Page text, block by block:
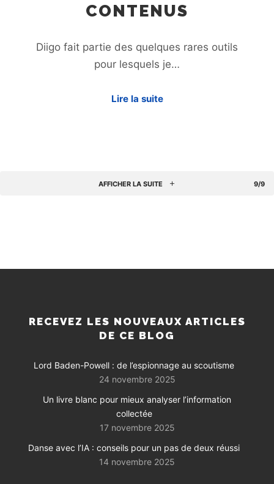
CONTENUS
Diigo fait partie des quelques rares outils
pour lesquels je…
Lire la suite
AFFICHER LA SUITE 9/9
RECEVEZ LES NOUVEAUX ARTICLES
DE CE BLOG
Lord Baden-Powell : de l’espionnage au scoutisme
24 novembre 2025
Un livre blanc pour mieux analyser l’information
collectée
17 novembre 2025
Danse avec l’IA : conseils pour un pas de deux réussi
14 novembre 2025